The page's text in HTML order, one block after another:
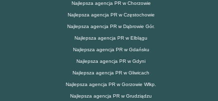
Najlepsza agencja PR w Chorzowie
Najlepsza agencja PR w Częstochowie
Najlepsza agencja PR w Dąbrowie Gór.
Najlepsza agencja PR w Elblągu
Najlepsza agencja PR w Gdańsku
Najlepsza agencja PR w Gdyni
Najlepsza agencja PR w Gliwicach
Najlepsza agencja PR w Gorzowie Wlkp.
Najlepsza agencja PR w Grudziądzu